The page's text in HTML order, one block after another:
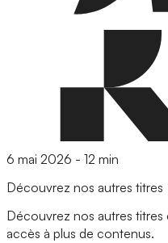
6 mai 2026 - 12 min
Découvrez nos autres titres
Découvrez nos autres
accès à plus de contenus.